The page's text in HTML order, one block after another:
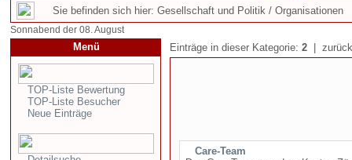
Sie befinden sich hier: Gesellschaft und Politik / Organisationen
Sonnabend der 08. August
Menü
TOP-Liste Bewertung
TOP-Liste Besucher
Neue Einträge
Einträge in dieser Kategorie: 2 |
Care-Team